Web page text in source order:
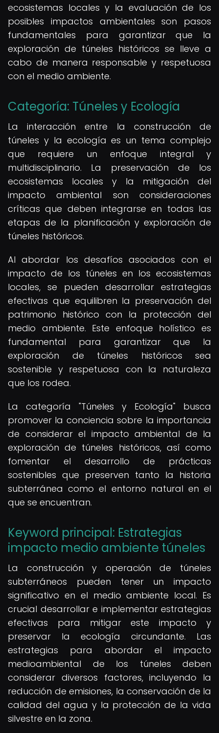
ecosistemas locales y la evaluación de los
posibles impactos ambientales son pasos
fundamentales para garantizar que la
exploración de túneles históricos se lleve a
cabo de manera responsable y respetuosa
con el medio ambiente.
Categoría: Túneles y Ecología
La interacción entre la construcción de
túneles y la ecología es un tema complejo
que requiere un enfoque integral y
multidisciplinario. La preservación de los
ecosistemas locales y la mitigación del
impacto ambiental son consideraciones
críticas que deben integrarse en todas las
etapas de la planificación y exploración de
túneles históricos.
Al abordar los desafíos asociados con el
impacto de los túneles en los ecosistemas
locales, se pueden desarrollar estrategias
efectivas que equilibren la preservación del
patrimonio histórico con la protección del
medio ambiente. Este enfoque holístico es
fundamental para garantizar que la
exploración de túneles históricos sea
sostenible y respetuosa con la naturaleza
que los rodea.
La categoría "Túneles y Ecología" busca
promover la conciencia sobre la importancia
de considerar el impacto ambiental de la
exploración de túneles históricos, así como
fomentar el desarrollo de prácticas
sostenibles que preserven tanto la historia
subterránea como el entorno natural en el
que se encuentran.
Keyword principal: Estrategias
impacto medio ambiente túneles
La construcción y operación de túneles
subterráneos pueden tener un impacto
significativo en el medio ambiente local. Es
crucial desarrollar e implementar estrategias
efectivas para mitigar este impacto y
preservar la ecología circundante. Las
estrategias para abordar el impacto
medioambiental de los túneles deben
considerar diversos factores, incluyendo la
reducción de emisiones, la conservación de la
calidad del agua y la protección de la vida
silvestre en la zona.